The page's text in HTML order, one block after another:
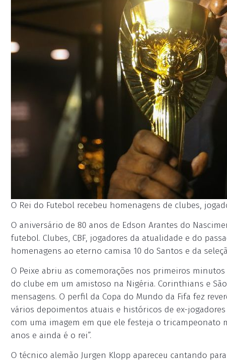
O Rei do Futebol recebeu homenagens de clubes,
O aniversário de 80 anos de Edson Arantes do
futebol. Clubes, CBF, jogadores da atualidade e do
homenagens ao eterno camisa 10 do Santos e da
O Peixe abriu as comemorações nos primeiros
do clube em um amistoso na Nigéria. Corinthians e
mensagens. O perfil da Copa do Mundo da Fifa fez
vários depoimentos atuais e históricos de ex-
com uma imagem em que ele festeja o tricampeonato
anos e ainda é o rei”.
O técnico alemão Jurgen Klopp apareceu cantando